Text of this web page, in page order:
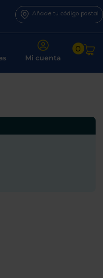
Añade tu código postal
Mi cuenta
0